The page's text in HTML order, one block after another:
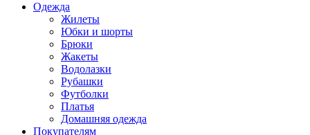
Одежда
Жилеты
Юбки и шорты
Брюки
Жакеты
Водолазки
Рубашки
Футболки
Платья
Домашняя одежда
Покупателям